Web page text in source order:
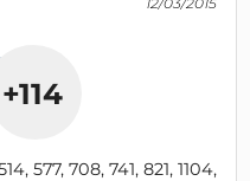
+114
577, 708, 741, 821, 1104,